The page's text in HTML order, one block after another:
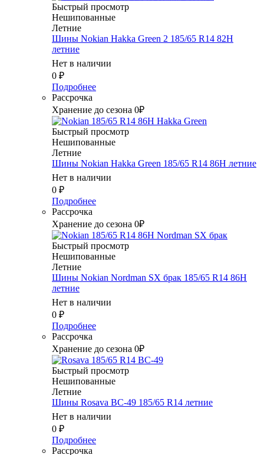
Быстрый просмотр
Нешипованные
Летние
Шины Nokian Hakka Green 2 185/65 R14 82H
летние
Нет в наличии
0 ₽
Подробнее
Рассрочка
Хранение до сезона 0₽
Быстрый просмотр
Нешипованные
Летние
Шины Nokian Hakka Green 185/65 R14 86H летние
Нет в наличии
0 ₽
Подробнее
Рассрочка
Хранение до сезона 0₽
Быстрый просмотр
Нешипованные
Летние
Шины Nokian Nordman SX брак 185/65 R14 86H
летние
Нет в наличии
0 ₽
Подробнее
Рассрочка
Хранение до сезона 0₽
Быстрый просмотр
Нешипованные
Летние
Шины Rosava BC-49 185/65 R14 летние
Нет в наличии
0 ₽
Подробнее
Рассрочка